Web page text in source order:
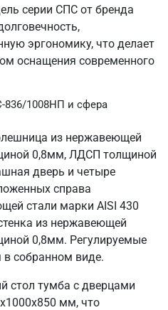
серии СПС от бренда
эргономику, что делает
оснащения современного
836/1008НП и сфера
из нержавеющей
0,8мм, ЛДСП толщиной
дверь и четыре
справа
стали марки AISI 430
из нержавеющей
0,8мм. Регулируемые
в собранном виде.
стол тумба с дверцами
мм, что